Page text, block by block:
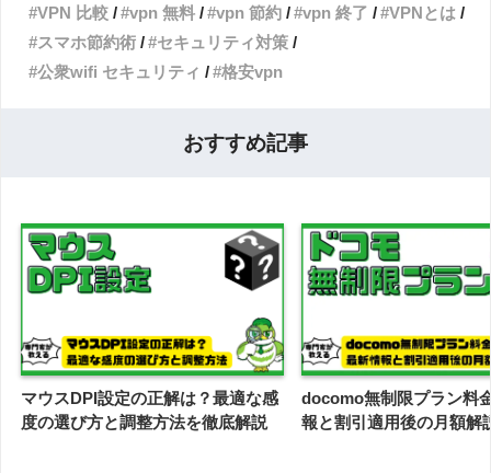
VPN 比較
vpn 無料 vpn 節約 vpn 終了
VPNとは
スマホ節約術
セキュリティ対策
公衆wifi セキュリティ
格安vpn
おすすめ記事
マウスDPI設定の正解は？最適な感
度の選び方と調整方法を徹底解説
docomo無制限プラン料
報と割引適用後の月額解